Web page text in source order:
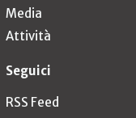
Media
Attività
Seguici
RSS Feed